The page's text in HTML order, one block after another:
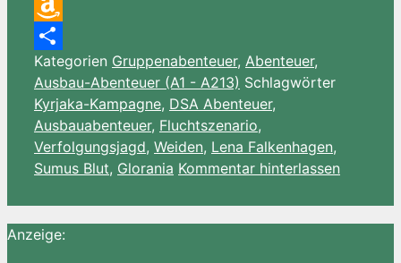
Email
Amazon
Wish
List
Teilen
Kategorien Gruppenabenteuer, Abenteuer,
Ausbau-Abenteuer (A1 - A213) Schlagwörter
Kyrjaka-Kampagne, DSA Abenteuer,
Ausbauabenteuer, Fluchtszenario,
Verfolgungsjagd, Weiden, Lena Falkenhagen,
Sumus Blut, Glorania Kommentar hinterlassen
Anzeige: